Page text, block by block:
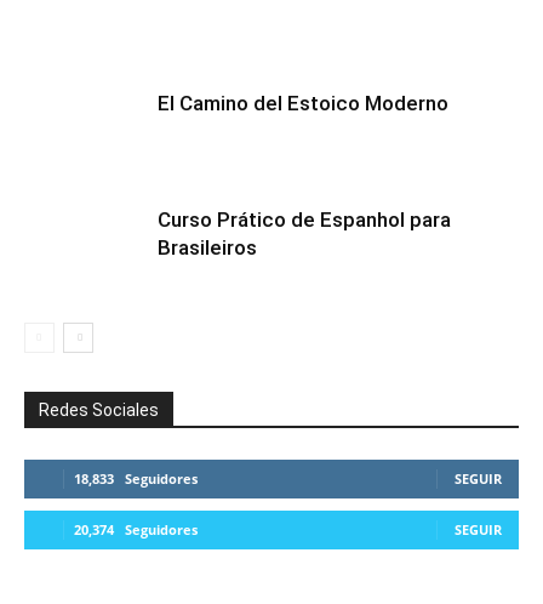
El Camino del Estoico Moderno
Curso Prático de Espanhol para
Brasileiros
Redes Sociales
18,833 Seguidores SEGUIR
20,374 Seguidores SEGUIR